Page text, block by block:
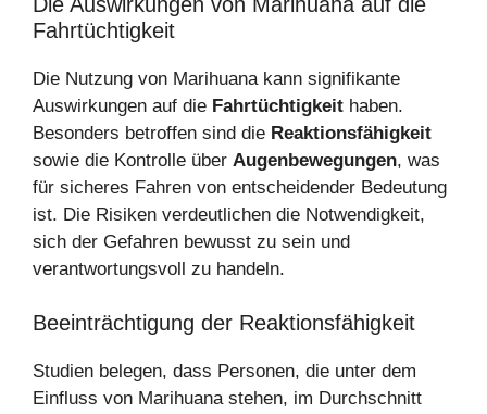
Fahrtüchtigkeit
Die Nutzung von Marihuana kann signifikante
Auswirkungen auf die Fahrtüchtigkeit haben.
Besonders betroffen sind die Reaktionsfähigkeit
sowie die Kontrolle über Augenbewegungen, was
für sicheres Fahren von entscheidender Bedeutung
ist. Die Risiken verdeutlichen die Notwendigkeit,
sich der Gefahren bewusst zu sein und
verantwortungsvoll zu handeln.
Beeinträchtigung der Reaktionsfähigkeit
Studien belegen, dass Personen, die unter dem
Einfluss von Marihuana stehen, im Durchschnitt